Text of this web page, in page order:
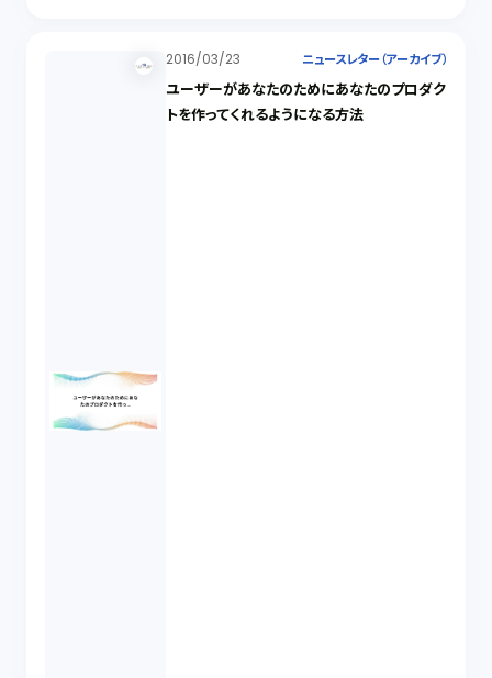
2016/03/23 ニュースレター（アーカイブ）
ユーザーがあなたのためにあなたのプロダク
トを作ってくれるようになる方法